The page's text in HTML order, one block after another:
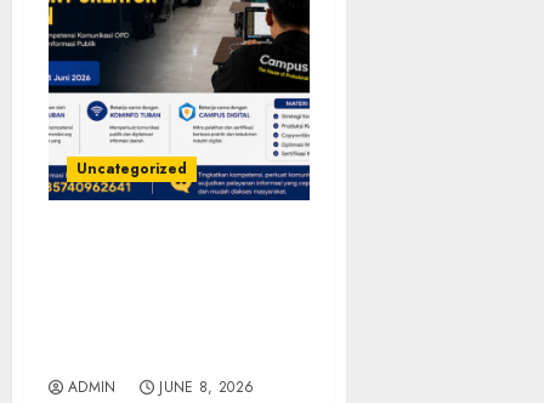
Uncategorized
ADMIN
JUNE 8, 2026